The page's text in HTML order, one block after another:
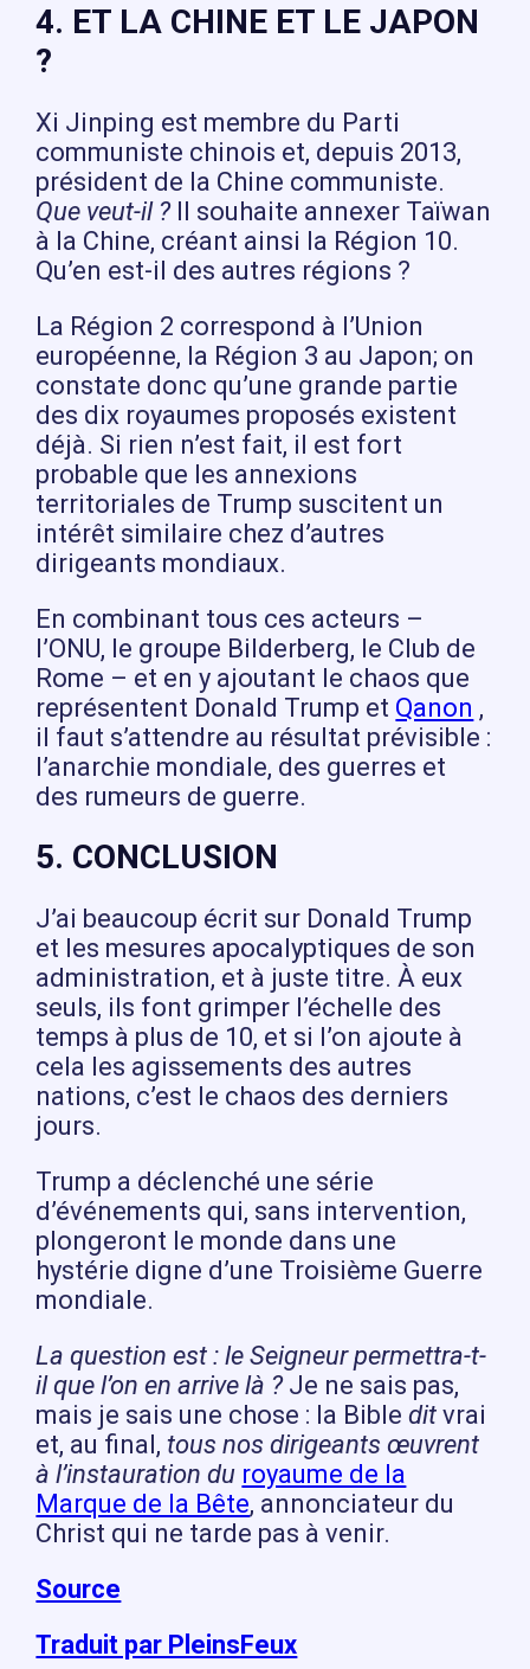
4. ET LA CHINE ET LE JAPON
?
Xi Jinping est membre du Parti
communiste chinois et, depuis 2013,
président de la Chine communiste.
Que veut-il ? Il souhaite annexer Taïwan
à la Chine, créant ainsi la Région 10.
Qu’en est-il des autres régions ?
La Région 2 correspond à l’Union
européenne, la Région 3 au Japon; on
constate donc qu’une grande partie
des dix royaumes proposés existent
déjà. Si rien n’est fait, il est fort
probable que les annexions
territoriales de Trump suscitent un
intérêt similaire chez d’autres
dirigeants mondiaux.
En combinant tous ces acteurs –
l’ONU, le groupe Bilderberg, le Club de
Rome – et en y ajoutant le chaos que
représentent Donald Trump et Qanon ,
il faut s’attendre au résultat prévisible :
l’anarchie mondiale, des guerres et
des rumeurs de guerre.
5. CONCLUSION
J’ai beaucoup écrit sur Donald Trump
et les mesures apocalyptiques de son
administration, et à juste titre. À eux
seuls, ils font grimper l’échelle des
temps à plus de 10, et si l’on ajoute à
cela les agissements des autres
nations, c’est le chaos des derniers
jours.
Trump a déclenché une série
d’événements qui, sans intervention,
plongeront le monde dans une
hystérie digne d’une Troisième Guerre
mondiale.
La question est : le Seigneur permettra-t-
il que l’on en arrive là ? Je ne sais pas,
mais je sais une chose : la Bibleditvrai
et, au final,tous nos dirigeants œuvrent
à l’instauration du royaume de la
Marque de la Bête, annonciateur du
Christ qui ne tarde pas à venir.
Source
Traduit par PleinsFeux